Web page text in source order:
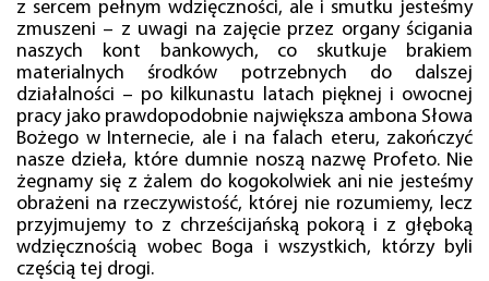
z sercem pełnym wdzięczności, ale i smutku jesteśmy
zmuszeni – z uwagi na zajęcie przez organy ścigania
naszych kont bankowych, co skutkuje brakiem
materialnych środków potrzebnych do dalszej
działalności – po kilkunastu latach pięknej i owocnej
pracy jako prawdopodobnie największa ambona Słowa
Bożego w Internecie, ale i na falach eteru, zakończyć
nasze dzieła, które dumnie noszą nazwę Profeto. Nie
żegnamy się z żalem do kogokolwiek ani nie jesteśmy
obrażeni na rzeczywistość, której nie rozumiemy, lecz
przyjmujemy to z chrześcijańską pokorą i z głęboką
wdzięcznością wobec Boga i wszystkich, którzy byli
częścią tej drogi.